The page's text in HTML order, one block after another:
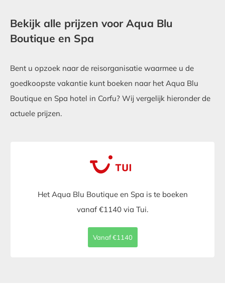
Bekijk alle prijzen voor Aqua Blu
Boutique en Spa
Bent u opzoek naar de reisorganisatie waarmee u de
goedkoopste vakantie kunt boeken naar het Aqua Blu
Boutique en Spa hotel in Corfu? Wij vergelijk hieronder de
actuele prijzen.
Het Aqua Blu Boutique en Spa is te boeken
vanaf €1140 via Tui.
Vanaf €1140